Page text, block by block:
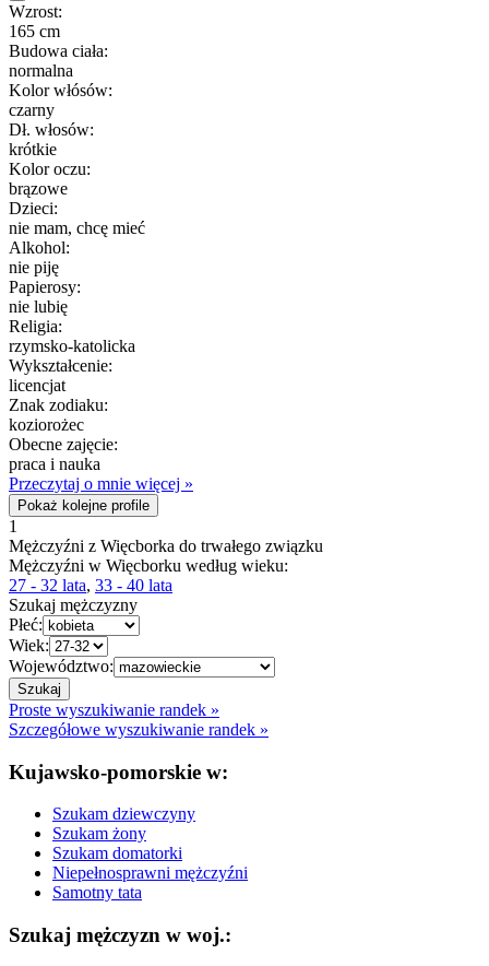
Wzrost:
165 cm
Budowa ciała:
normalna
Kolor włósów:
czarny
Dł. włosów:
krótkie
Kolor oczu:
brązowe
Dzieci:
nie mam, chcę mieć
Alkohol:
nie piję
Papierosy:
nie lubię
Religia:
rzymsko-katolicka
Wykształcenie:
licencjat
Znak zodiaku:
koziorożec
Obecne zajęcie:
praca i nauka
Przeczytaj o mnie więcej »
Pokaż kolejne profile
1
Mężczyźni z Więcborka do trwałego związku
Mężczyźni w Więcborku według wieku:
27 - 32 lata, 33 - 40 lata
Szukaj mężczyzny
Płeć:
Wiek:
Województwo:
Proste wyszukiwanie randek »
Szczegółowe wyszukiwanie randek »
Kujawsko-pomorskie w:
Szukam dziewczyny
Szukam żony
Szukam domatorki
Niepełnosprawni mężczyźni
Samotny tata
Szukaj mężczyzn w woj.: